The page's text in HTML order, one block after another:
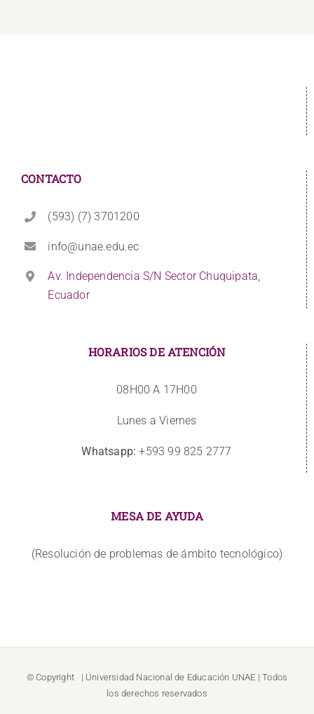
CONTACTO
(593) (7) 3701200
info@unae.edu.ec
Av. Independencia S/N Sector Chuquipata,
Ecuador
HORARIOS DE ATENCIÓN
08H00 A 17H00
Lunes a Viernes
Whatsapp: +593 99 825 2777
MESA DE AYUDA
(Resolución de problemas de ámbito tecnológico)
© Copyright | Universidad Nacional de Educación UNAE | Todos
los derechos reservados